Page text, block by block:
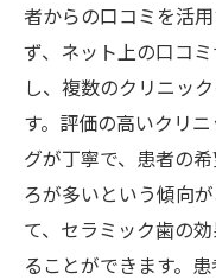
者からの口コミを活
ず、ネット上の口コ
し、複数のクリニッ
す。評価の高いクリ
グが丁寧で、患者の
ろが多いという傾向
て、セラミック歯の
ることができます。